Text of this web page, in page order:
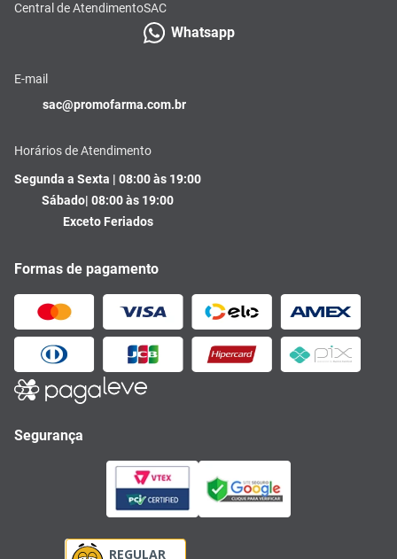
Central de AtendimentoSAC
Whatsapp
E-mail
sac@promofarma.com.br
Horários de Atendimento
Segunda a Sexta | 08:00 às 19:00
Sábado| 08:00 às 19:00
Exceto Feriados
Formas de pagamento
Segurança